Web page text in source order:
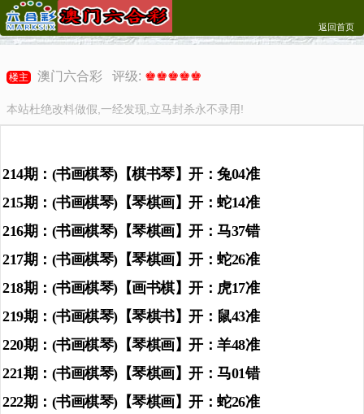
返回首页
楼主 澳门六合彩 评级: ♚♚♚♚♚
本站杜绝改料做假,一经发现,立马封杀永不录用!
214期：(书画棋琴)【棋书琴】开：兔04准
215期：(书画棋琴)【琴棋画】开：蛇14准
216期：(书画棋琴)【琴棋画】开：马37错
217期：(书画棋琴)【琴棋画】开：蛇26准
218期：(书画棋琴)【画书棋】开：虎17准
219期：(书画棋琴)【琴棋书】开：鼠43准
220期：(书画棋琴)【琴棋画】开：羊48准
221期：(书画棋琴)【琴棋画】开：马01错
222期：(书画棋琴)【琴棋画】开：蛇26准